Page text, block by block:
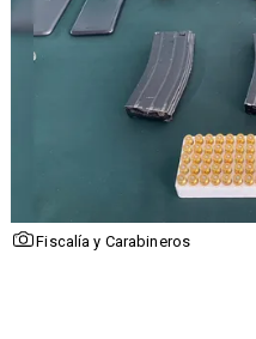
Fiscalía y Carabineros